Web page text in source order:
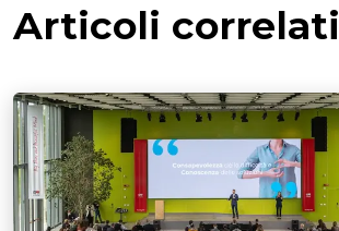
Articoli correlati